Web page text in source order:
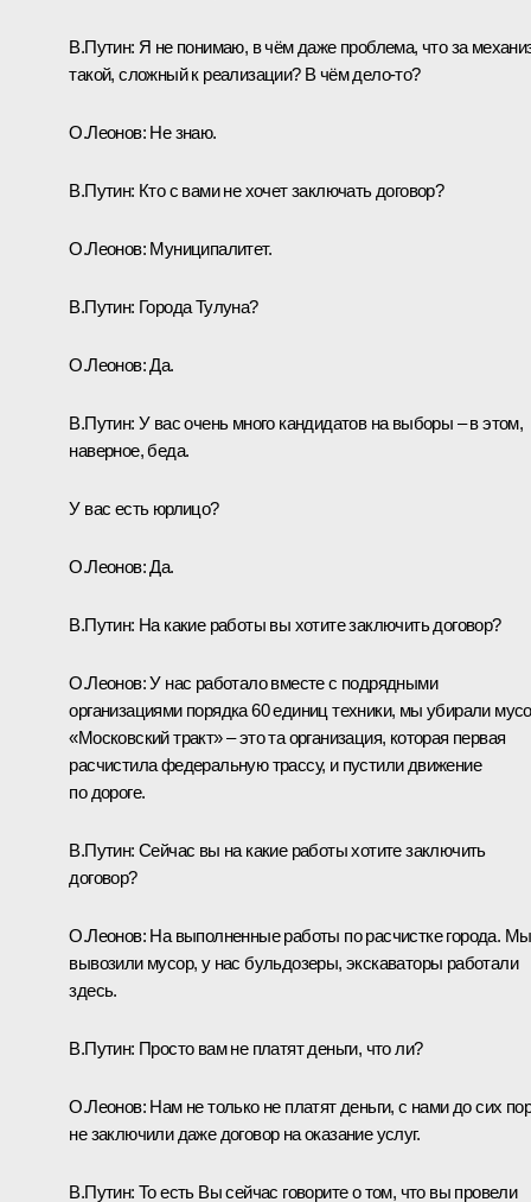
В.Путин: Я не понимаю, в чём даже проблема, что за
такой, сложный к реализации? В чём дело-то?
О.Леонов: Не знаю.
В.Путин: Кто с вами не хочет заключать договор?
О.Леонов: Муниципалитет.
В.Путин: Города Тулуна?
О.Леонов:Да.
В.Путин: У вас очень много кандидатов на выборы – в этом,
наверное, беда.
У вас есть юрлицо?
О.Леонов:Да.
В.Путин: На какие работы вы хотите заключить договор?
О.Леонов:У нас работало вместе с подрядными
организациями порядка 60 единиц техники, мы убирали
«Московский тракт» – это та организация, которая первая
расчистила федеральную трассу, и пустили движение
по дороге.
В.Путин: Сейчас вы на какие работы хотите заключить
договор?
О.Леонов: На выполненные работы по расчистке города. Мы
вывозили мусор, у нас бульдозеры, экскаваторы работали
здесь.
В.Путин: Просто вам не платят деньги, что ли?
О.Леонов: Нам не только не платят деньги, с нами до сих пор
не заключили даже договор на оказание услуг.
В.Путин: То есть Вы сейчас говорите о том, что вы провели